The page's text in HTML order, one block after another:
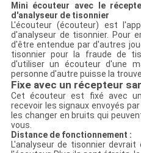
Mini écouteur avec le
d'analyseur de tisonnier
L'écouteur (écouteur) est
d'analyseur de tisonnier. Pour
d'être entendue par d'autres
tisonnier pour la fraude de
d'utiliser un écouteur d'une
personne d'autre puisse la
Fixe avec un récepteur
Cet écouteur est fixé avec
recevoir les signaux envoyés
les changer en bruits qui
vous.
Distance de fonctionnement :
L'analyseur de tisonnier